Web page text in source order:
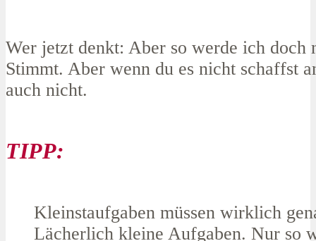
Wer jetzt denkt: Aber so werde ich doch
Stimmt. Aber wenn du es nicht schaffst
auch nicht.
TIPP:
Kleinstaufgaben müssen wirklich
Lächerlich kleine Aufgaben. Nur so